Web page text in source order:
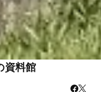
資料館